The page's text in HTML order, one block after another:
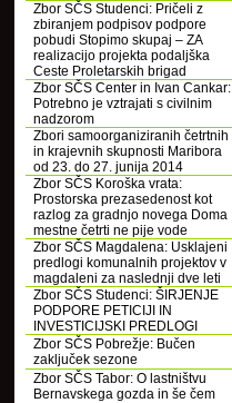
Zbor SČS Studenci: Pričeli z
zbiranjem podpisov podpore
pobudi Stopimo skupaj – ZA
realizacijo projekta podaljška
Ceste Proletarskih brigad
Zbor SČS Center in Ivan Cankar:
Potrebno je vztrajati s civilnim
nadzorom
Zbori samoorganiziranih četrtnih
in krajevnih skupnosti Maribora
od 23. do 27. junija 2014
Zbor SČS Koroška vrata:
Prostorska prezasedenost kot
razlog za gradnjo novega Doma
mestne četrti ne pije vode
Zbor SČS Magdalena: Usklajeni
predlogi komunalnih projektov v
magdaleni za naslednji dve leti
Zbor SČS Studenci: ŠIRJENJE
PODPORE PETICIJI IN
INVESTICIJSKI PREDLOGI
Zbor SČS Pobrežje: Bučen
zaključek sezone
Zbor SČS Tabor: O lastništvu
Bernavskega gozda in še čem